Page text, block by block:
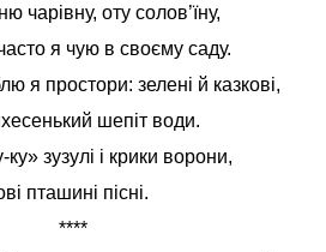
оту солов’їну,
в своєму саду.
зелені й казкові,
шепіт води.
і крики ворони,
пісні.